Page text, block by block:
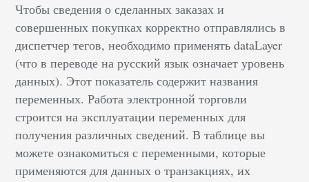
Чтобы сведения о сделанных заказах и
совершенных покупках корректно отправлялись в
диспетчер тегов, необходимо применять dataLayer
(что в переводе на русский язык означает уровень
данных). Этот показатель содержит названия
переменных. Работа электронной торговли
строится на эксплуатации переменных для
получения различных сведений. В таблице вы
можете ознакомиться с переменными, которые
применяются для данных о транзакциях, их